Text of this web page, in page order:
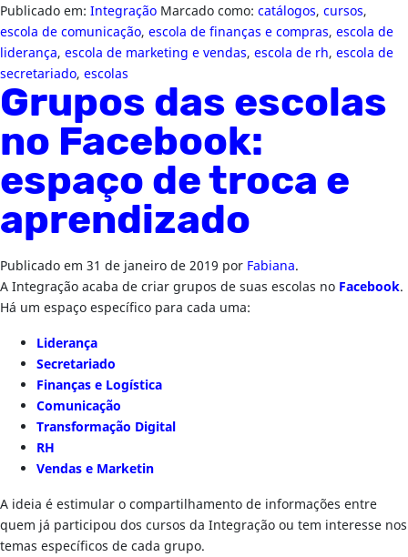
Publicado em: Integração Marcado como: catálogos, cursos,
escola de comunicação, escola de finanças e compras, escola de
liderança, escola de marketing e vendas, escola de rh, escola de
secretariado, escolas
Grupos das escolas
no Facebook:
espaço de troca e
aprendizado
Publicado em 31 de janeiro de 2019 por Fabiana.
A Integração acaba de criar grupos de suas escolas no Facebook.
Há um espaço específico para cada uma:
Liderança
Secretariado
Finanças e Logística
Comunicação
Transformação Digital
RH
Vendas e Marketin
A ideia é estimular o compartilhamento de informações entre
quem já participou dos cursos da Integração ou tem interesse nos
temas específicos de cada grupo.